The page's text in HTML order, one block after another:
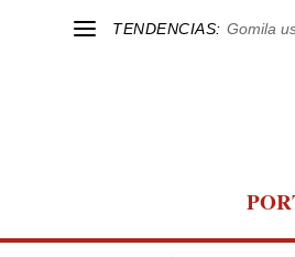
TENDENCIAS: Gomila